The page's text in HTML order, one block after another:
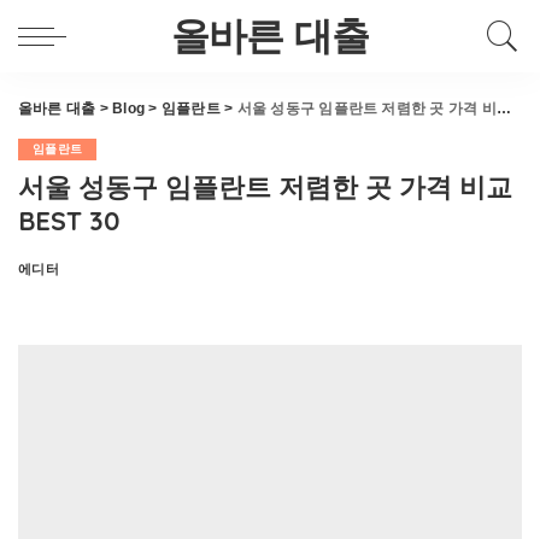
올바른 대출
올바른 대출 > Blog > 임플란트> 서울 성동구 임플란트 저렴한 곳 가격 비교 BEST 30
임플란트
서울 성동구 임플란트 저렴한 곳 가격 비교
BEST 30
Posted
에디터